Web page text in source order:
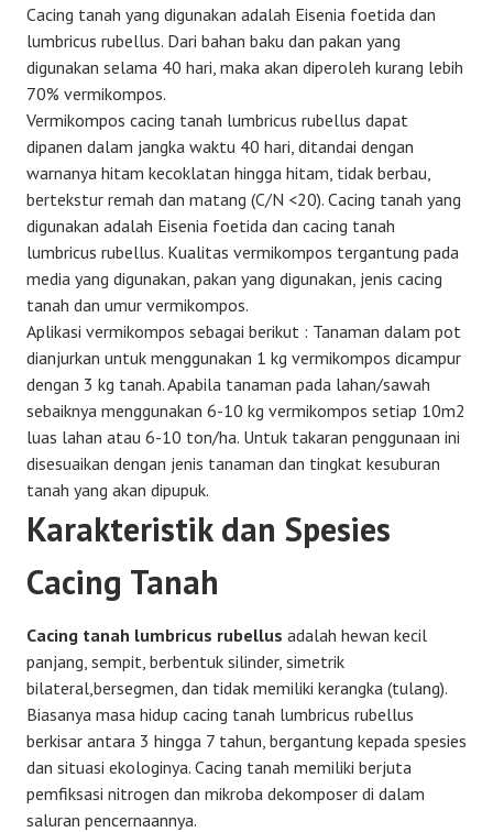
Cacing tanah yang digunakan adalah Eisenia foetida dan
lumbricus rubellus. Dari bahan baku dan pakan yang
digunakan selama 40 hari, maka akan diperoleh kurang lebih
70% vermikompos.
Vermikompos cacing tanah lumbricus rubellus dapat
dipanen dalam jangka waktu 40 hari, ditandai dengan
warnanya hitam kecoklatan hingga hitam, tidak berbau,
bertekstur remah dan matang (C/N <20). Cacing tanah yang
digunakan adalah Eisenia foetida dan cacing tanah
lumbricus rubellus. Kualitas vermikompos tergantung pada
media yang digunakan, pakan yang digunakan, jenis cacing
tanah dan umur vermikompos.
Aplikasi vermikompos sebagai berikut : Tanaman dalam pot
dianjurkan untuk menggunakan 1 kg vermikompos dicampur
dengan 3 kg tanah. Apabila tanaman pada lahan/sawah
sebaiknya menggunakan 6-10 kg vermikompos setiap 10m2
luas lahan atau 6-10 ton/ha. Untuk takaran penggunaan ini
disesuaikan dengan jenis tanaman dan tingkat kesuburan
tanah yang akan dipupuk.
Karakteristik dan Spesies
Cacing Tanah
Cacing tanah lumbricus rubellus adalah hewan kecil
panjang, sempit, berbentuk silinder, simetrik
bilateral,bersegmen, dan tidak memiliki kerangka (tulang).
Biasanya masa hidup cacing tanah lumbricus rubellus
berkisar antara 3 hingga 7 tahun, bergantung kepada spesies
dan situasi ekologinya. Cacing tanah memiliki berjuta
pemfiksasi nitrogen dan mikroba dekomposer di dalam
saluran pencernaannya.